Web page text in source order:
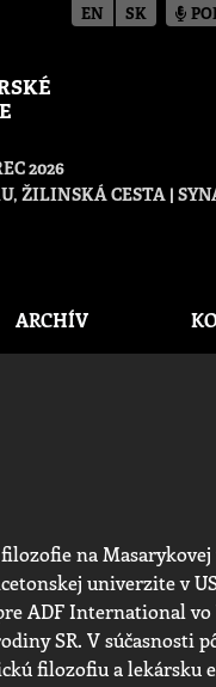
2026
ŽILINSKÁ CESTA |
ARCHÍV
na
univerzite v
ADF International
SR. V súčasnosti
filozofiu a lekársku
EN SK